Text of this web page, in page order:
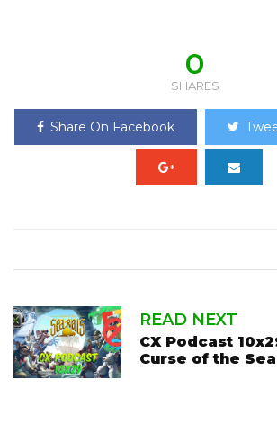
0
SHARES
Share On Facebook
READ NEXT
CX Podcast
Curse of the